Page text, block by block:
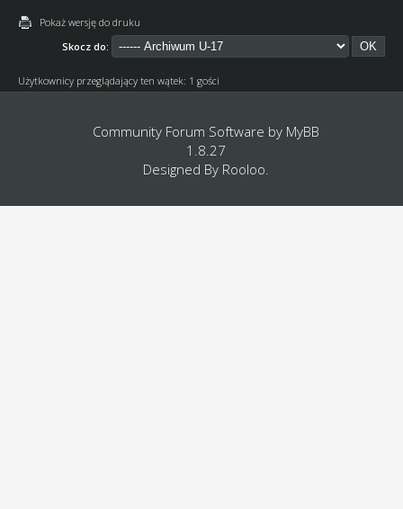
Pokaż wersję do druku
Skocz do:
Użytkownicy przeglądający ten wątek: 1 gości
Community Forum Software by MyBB
1.8.27
Designed By Rooloo